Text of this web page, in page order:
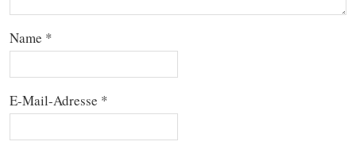
Name *
E-Mail-Adresse *